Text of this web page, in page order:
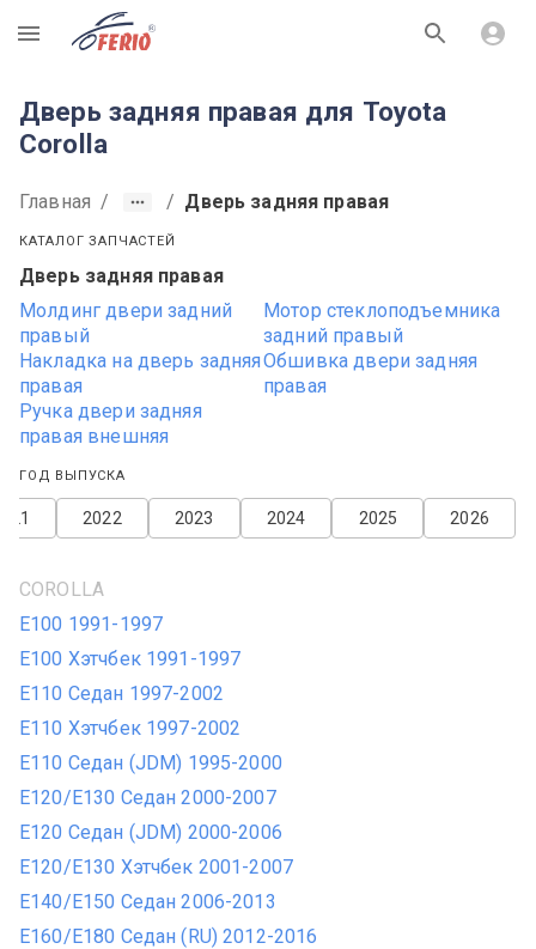
R
Дверь задняя правая для Toyota
Corolla
Главная / / Дверь задняя правая
КАТАЛОГ ЗАПЧАСТЕЙ
Дверь задняя правая
Молдинг двери задний
правый
Мотор стеклоподъемника
задний правый
Накладка на дверь задняя
правая
Обшивка двери задняя
правая
Ручка двери задняя
правая внешняя
ГОД ВЫПУСКА
2026
2025
2024
2023
2022
COROLLA
E100 1991-1997
E100 Хэтчбек 1991-1997
E110 Седан 1997-2002
E110 Хэтчбек 1997-2002
E110 Седан (JDM) 1995-2000
E120/E130 Седан 2000-2007
E120 Седан (JDM) 2000-2006
E120/E130 Хэтчбек 2001-2007
E140/E150 Седан 2006-2013
E160/E180 Седан (RU) 2012-2016